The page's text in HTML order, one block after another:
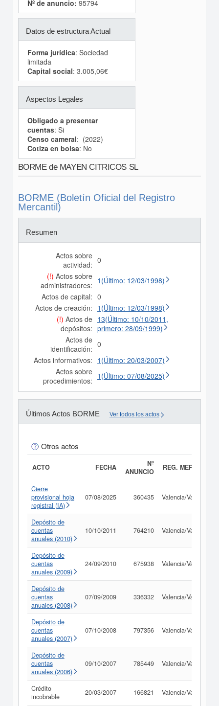
Nº de anuncio: 95794
Datos de estructura Actual
Forma jurídica: Sociedad
limitada
Capital social: 3.005,06€
Aspectos Legales
Obligado a presentar
cuentas: Si
Censo cameral: (2022)
Cotiza en bolsa: No
BORME de MAYEN CITRICOS SL
BORME (Boletín Oficial del Registro
Mercantil)
Resumen
Actos sobre
actividad: 0
(!) Actos sobre
administradores: 1(Último: 12/03/1998)
Actos de capital: 0
Actos de creación: 1(Último: 12/03/1998)
(!) Actos de
depósitos:
13(Último: 10/10/2011,
primero: 28/09/1999)
Actos de
identificación: 0
Actos informativos: 1(Último: 20/03/2007)
Actos sobre
procedimientos: 1(Último: 07/08/2025)
Últimos Actos BORME Ver todos los actos
Otros actos
ACTO FECHA
Nº
ANUNCIO
REG. MERC.
Cierre
provisional hoja
registral (IA)
07/08/2025 360435 Valencia/València
Depósito de
cuentas
anuales (2010)
10/10/2011 764210 Valencia/València
Depósito de
cuentas
anuales (2009)
24/09/2010 675938 Valencia/València
Depósito de
cuentas
anuales (2008)
07/09/2009 336332 Valencia/València
Depósito de
cuentas
anuales (2007)
07/10/2008 797356 Valencia/València
Depósito de
cuentas
anuales (2006)
09/10/2007 785449 Valencia/València
Crédito
incobrable
20/03/2007 166821 Valencia/València